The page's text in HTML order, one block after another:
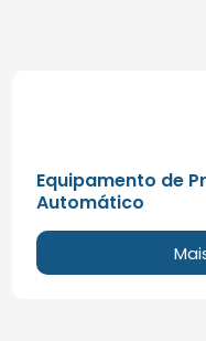
Equipamento de
Automático